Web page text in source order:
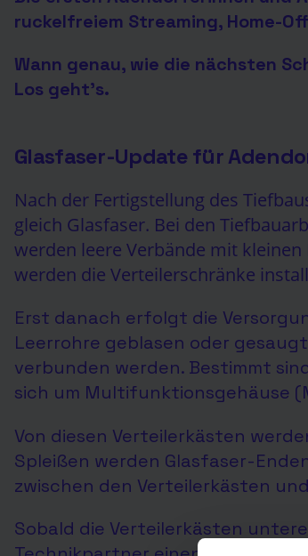
ruckelfreiem Streaming, Home-
Wann genau, wie die nächsten
Los geht’s.
Glasfaser-Update für
Nach der Fertigstellung des
gleich Glasfaser. Bei den
werden leere Verbände mit
werden die Verteilerschränke
Erst danach erfolgt die
Leerrohre geblasen oder
verbunden werden. Bestimmt
sich um Multifunktionsgehäuse
Von diesen Verteilerkästen
Spleißen werden Glasfaser-
zwischen den Verteilerkästen
Sobald die Verteilerkästen